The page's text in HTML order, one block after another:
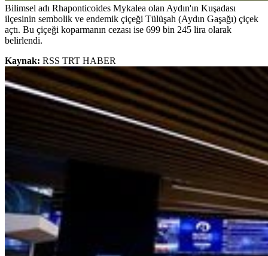
Bilimsel adı Rhaponticoides Mykalea olan Aydın'ın Kuşadası
ilçesinin sembolik ve endemik çiçeği Tülüşah (Aydın Gaşağı) çiçek
açtı. Bu çiçeği koparmanın cezası ise 699 bin 245 lira olarak
belirlendi.
Kaynak: RSS TRT HABER